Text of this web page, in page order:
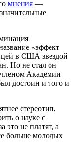
мнения —
«эффект
в США звездой
Но не стал он
Академии
достоин и того и
стереотип,
о науке с
это не платят, а
больше молодых